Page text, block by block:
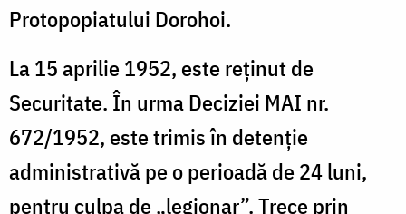
Protopopiatului Dorohoi.
La 15 aprilie 1952, este reținut de
Securitate. În urma Deciziei MAI nr.
672/1952, este trimis în detenție
administrativă pe o perioadă de 24 luni,
pentru culpa de „legionar”. Trece prin